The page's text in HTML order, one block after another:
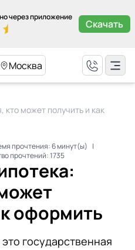
через приложение
Скачать
Москва
кто может получить и как
прочтения:6минут(ы) |
прочтений:1735
оформить
государственная